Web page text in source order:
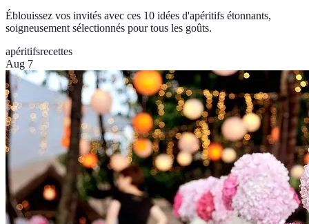
Éblouissez vos invités avec ces 10 idées d'apéritifs étonnants,
soigneusement sélectionnés pour tous les goûts.
apéritifsrecettes
Aug 7